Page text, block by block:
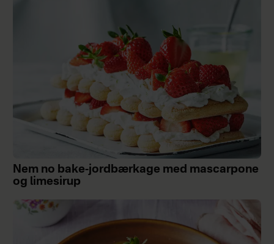
Nem no bake-jordbærkage med mascarpone
og limesirup